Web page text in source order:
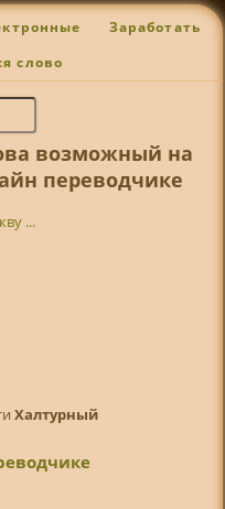
Заработать
слово
возможный на
переводчике
...
Халтурный